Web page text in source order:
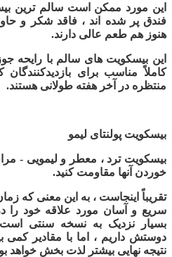
این مورد ممکن است سالم ترین
فندق پر شده اند ، فاقد شکر و
هنوز هم طعم عالی دارند.
این بیسکویت های سالم با رایحه
کاملاً مناسب برای
منتظره در آخر هفته طولانی هستند.
بیسکویت پولنتای لیمو
بیسکویت ترد ، معطر و لیمویی -
خوردن آنها مقاومت کنید.
تقریباً اینجاست ، به این معنی که
سریع و آسان مورد علاقه خود را
بسیار نزدیک به نسخه سنتی
دوستش داریم ، اما با مقادیر
نتیجه نهایی بیشتر لذت بخش خواهد